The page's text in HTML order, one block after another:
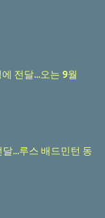
전달...오는 9월
...루스 배드민턴 동